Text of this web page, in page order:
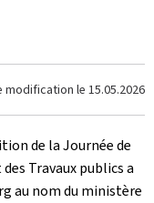
modification le 15.05.2026
de la Journée de
Travaux publics a
au nom du ministère